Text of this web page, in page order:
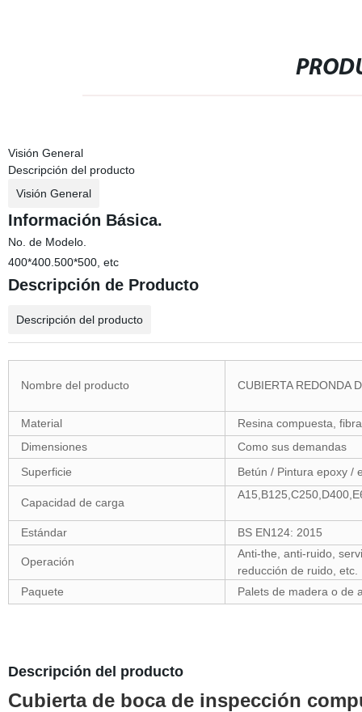
Visión General
Descripción del producto
Visión General
Información Básica.
No. de Modelo.
400*400.500*500, etc
Descripción de Producto
Descripción del producto
Nombre del producto CUBIERTA REDONDA
Material
Resina compuesta,
Dimensiones
Como sus demandas
Superficie
Betún / Pintura epoxy /
Capacidad de carga
Estándar BS EN124: 2015
Operación
Anti-the, anti-ruido,
reducción de ruido, etc.
Paquete
Palets de madera o de
Descripción del producto
Cubierta de boca de inspección